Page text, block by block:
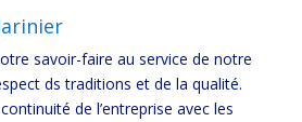
savoir-faire au service de notre
ds traditions et de la qualité.
de l’entreprise avec les